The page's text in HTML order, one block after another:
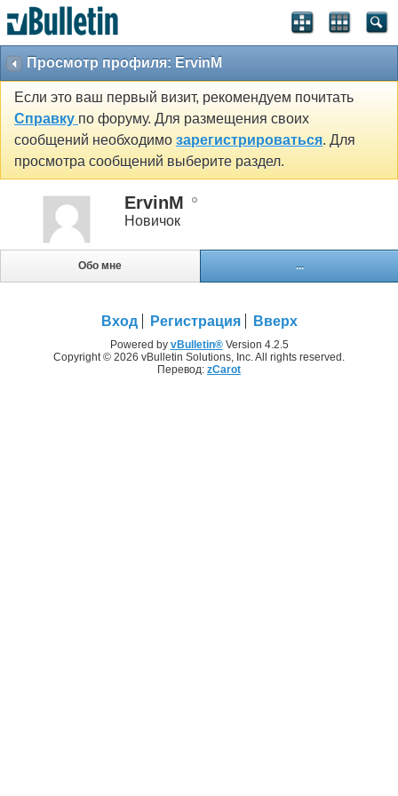
Просмотр профиля: ErvinM
Если это ваш первый визит, рекомендуем почитать
Справку по форуму. Для размещения своих
сообщений необходимо зарегистрироваться. Для
просмотра сообщений выберите раздел.
ErvinM
Новичок
Обо мне ...
Вход Регистрация Вверх
Powered by vBulletin®Version 4.2.5
Copyright © 2026 vBulletin Solutions, Inc. All rights reserved.
Перевод: zCarot